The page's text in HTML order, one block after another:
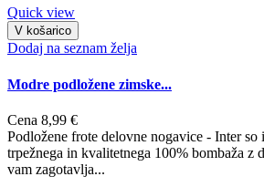
Quick view
V košarico
Dodaj na seznam želja
Modre podložene zimske...
Cena 8,99 €
Podložene frote delovne nogavice - Inter so
trpežnega in kvalitetnega 100% bombaža z
vam zagotavlja...